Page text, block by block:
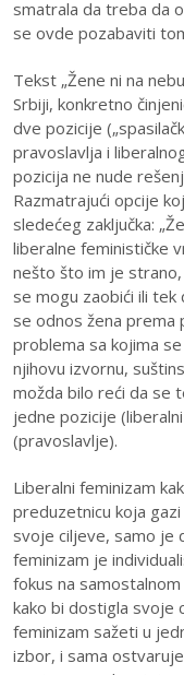
smatrala da treba da
se ovde pozabaviti
Tekst „Žene ni na
Srbiji, konkretno
dve pozicije
pravoslavlja i
pozicija ne nude
Razmatrajući opcije
sledećeg zaključka:
liberalne feminističke
nešto što im je
se mogu zaobići ili tek
se odnos žena
problema sa kojima
njihovu izvornu,
možda bilo reći da se
jedne pozicije
(pravoslavlje).
Liberalni feminizam
preduzetnicu koja
svoje ciljeve, samo je
feminizam je
fokus na
kako bi dostigla svoje
feminizam sažeti u
izbor, i sama